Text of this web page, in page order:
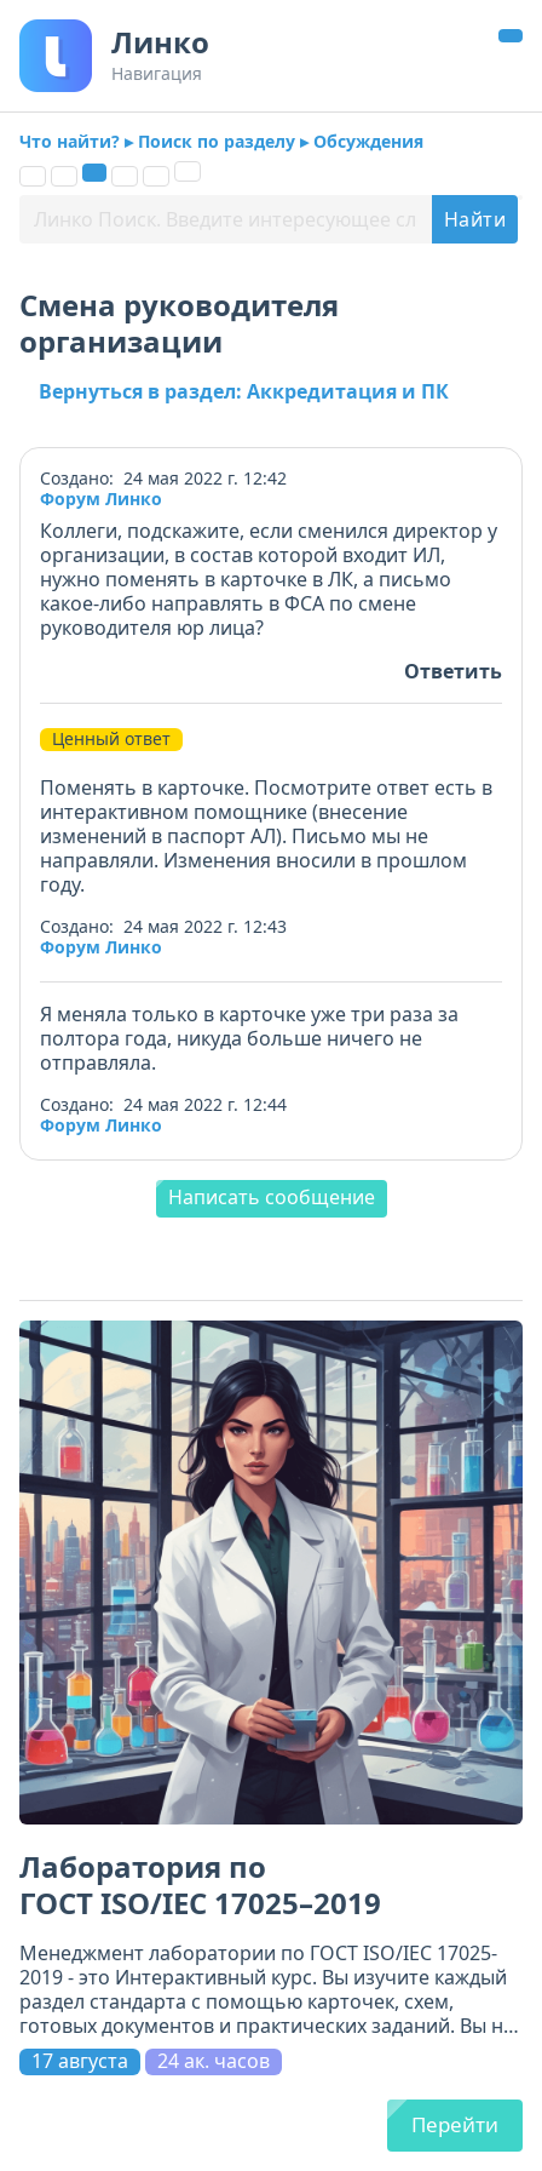
Линко
Навигация
Что найти? ▸ Поиск по разделу ▸ Обсуждения
Смена руководителя
организации
Вернуться в раздел: Аккредитация и ПК
Создано: 24 мая 2022 г. 12:42
Форум Линко
Коллеги, подскажите, если сменился директор у
организации, в состав которой входит ИЛ,
нужно поменять в карточке в ЛК, а письмо
какое-либо направлять в ФСА по смене
руководителя юр лица?
Ответить
Ценный ответ
Поменять в карточке. Посмотрите ответ есть в
интерактивном помощнике (внесение
изменений в паспорт АЛ). Письмо мы не
направляли. Изменения вносили в прошлом
году.
Создано: 24 мая 2022 г. 12:43
Форум Линко
Я меняла только в карточке уже три раза за
полтора года, никуда больше ничего не
отправляла.
Создано: 24 мая 2022 г. 12:44
Форум Линко
Написать сообщение
Лаборатория по
ГОСТ ISO/IEC 17025–2019
Менеджмент лаборатории по ГОСТ ISO/IEC 17025-
2019 - это Интерактивный курс. Вы изучите каждый
раздел стандарта с помощью карточек, схем,
готовых документов и практических заданий. Вы не
просто прочитаете требования - вы поймёте их и
примените.
17 августа 24 ак. часов
Перейти